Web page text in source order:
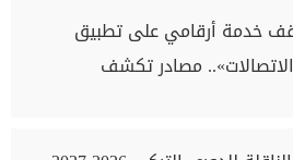
خدمة أرقامي على تطبيق
مصادر تكشف